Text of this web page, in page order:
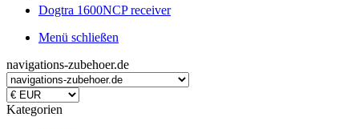
Dogtra 1600NCP receiver
Menü schließen
navigations-zubehoer.de
Kategorien